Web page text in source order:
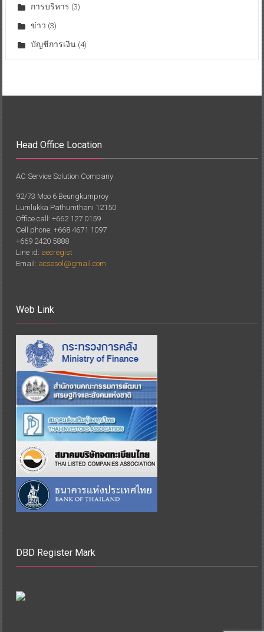
การบริหาร (3)
ข่าว (3)
บัญชีการเงิน(4)
Head Office Location
AC Service Solution Company
92/73 Moo 6 Beungkumproy
Lumlukka Pathumthani 12150
Office call: +662 127 0159
Cell phone: +668 4671 1097
+669 2420 5888
Line id: aecregist
Email: acsesol@gmail.com
Web Link
DBD Register Mark